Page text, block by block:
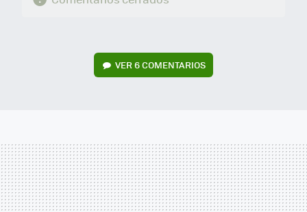
VER6 COMENTARIOS